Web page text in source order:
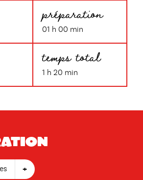
préparation
01 h 00 min
temps total
1 h 20 min
+